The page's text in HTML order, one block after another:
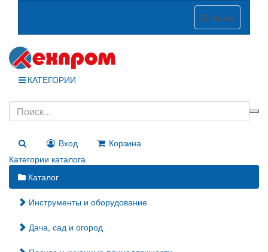
Меню
КАТЕГОРИИ
Вход
Корзина
Категории каталога
Каталог
Инструменты и оборудование
Дача, сад и огород